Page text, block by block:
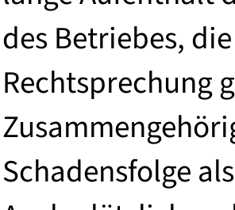
des Betriebes,
Rechtsprechung
Schadensfolge